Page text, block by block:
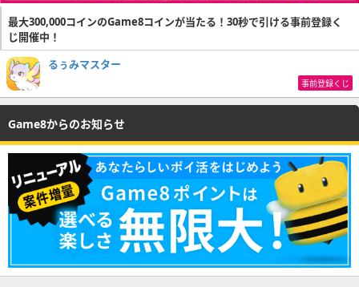
最大300,000コインのGame8コインが当たる！30秒で引ける事前登録く
じ開催中！
るぅみマスター
事前登録くじ
Game8からのお知らせ